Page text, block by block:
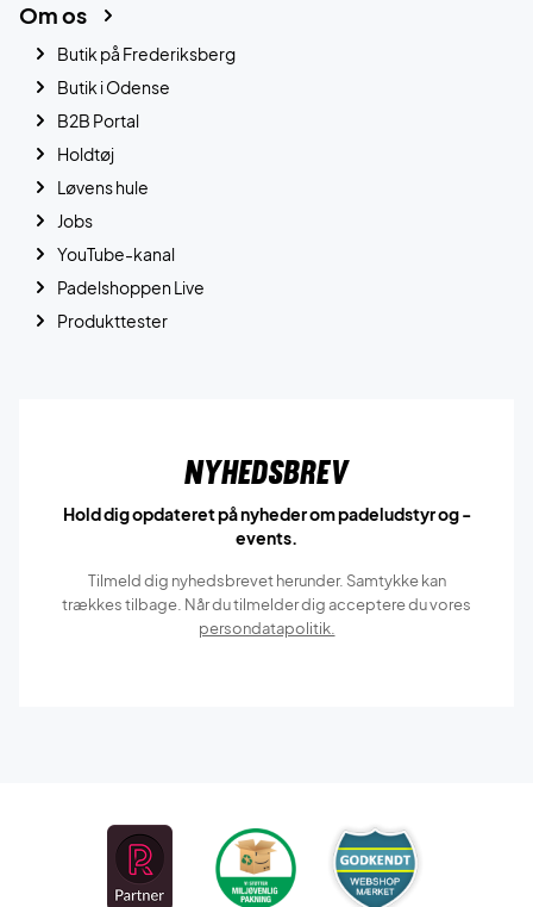
Om os
Butik på Frederiksberg
Butik i Odense
B2B Portal
Holdtøj
Løvens hule
Jobs
YouTube-kanal
Padelshoppen Live
Produkttester
Nyhedsbrev
Hold dig opdateret på nyheder om padeludstyr og -
events.
Tilmeld dig nyhedsbrevet herunder. Samtykke kan
trækkes tilbage. Når du tilmelder dig acceptere du vores
persondatapolitik.